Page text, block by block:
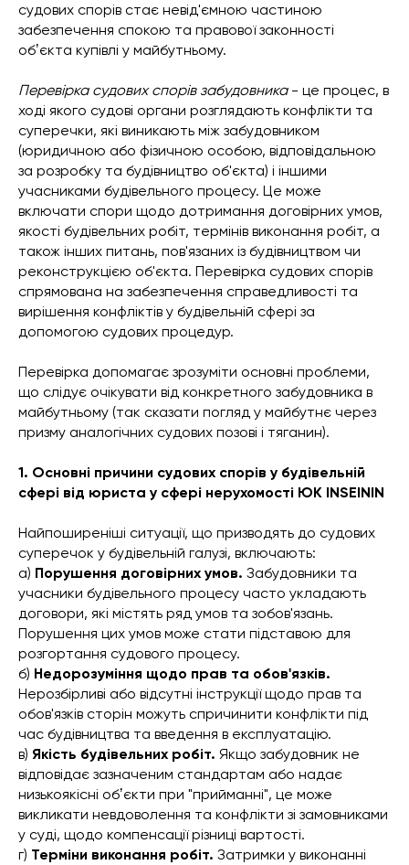
судових спорів стає невід'ємною частиною
забезпечення спокою та правової законності
обʼєкта купівлі у майбутньому.
Перевірка судових спорів забудовника- це процес, в
ході якого судові органи розглядають конфлікти та
суперечки, які виникають між забудовником
(юридичною або фізичною особою, відповідальною
за розробку та будівництво об'єкта) і іншими
учасниками будівельного процесу. Це може
включати спори щодо дотримання договірних умов,
якості будівельних робіт, термінів виконання робіт, а
також інших питань, пов'язаних із будівництвом чи
реконструкцією об'єкта. Перевірка судових спорів
спрямована на забезпечення справедливості та
вирішення конфліктів у будівельній сфері за
допомогою судових процедур.
Перевірка допомагає зрозуміти основні проблеми,
що слідує очікувати від конкретного забудовника в
майбутньому (так сказати погляд у майбутнє через
призму аналогічних судових позові і тяганин).
1. Основні причини судових спорів у будівельній
сфері від юриста у сфері нерухомості ЮК INSEININ
Найпоширеніші ситуації, що призводять до судових
суперечок у будівельній галузі, включають:
а) Порушення договірних умов. Забудовники та
учасники будівельного процесу часто укладають
договори, які містять ряд умов та зобов'язань.
Порушення цих умов може стати підставою для
розгортання судового процесу.
б) Недорозуміння щодо прав та обов'язків.
Нерозбірливі або відсутні інструкції щодо прав та
обов'язків сторін можуть спричинити конфлікти під
час будівництва та введення в експлуатацію.
в) Якість будівельних робіт. Якщо забудовник не
відповідає зазначеним стандартам або надає
низькоякісні обʼєкти при "прийманні", це може
викликати невдоволення та конфлікти зі замовниками
у суді, щодо компенсації різниці вартості.
г) Терміни виконання робіт. Затримки у виконанні